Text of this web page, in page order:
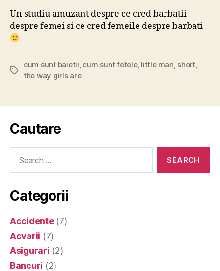
Un studiu amuzant despre ce cred barbatii
despre femei si ce cred femeile despre barbati
Tags
cum sunt baietii, cum sunt fetele, little man, short,
the way girls are
Cautare
Categorii
Accidente(7)
Acvarii (7)
Asigurari (2)
Bancuri (2)